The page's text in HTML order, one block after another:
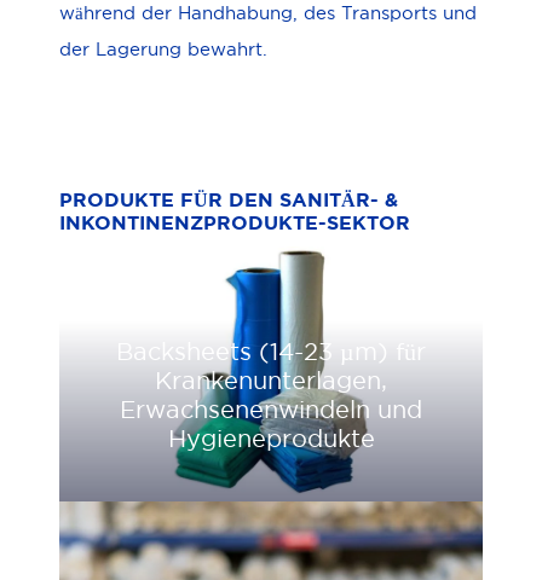
während der Handhabung, des Transports und
der Lagerung bewahrt.
PRODUKTE FÜR DEN SANITÄR- &
INKONTINENZPRODUKTE-SEKTOR
Backsheets (14-23 µm) für
Krankenunterlagen,
Erwachsenenwindeln und
Hygieneprodukte